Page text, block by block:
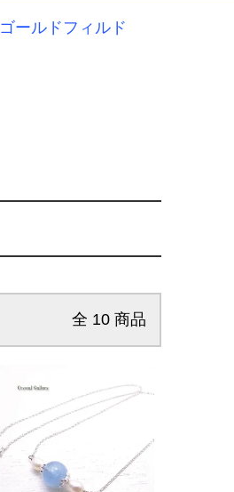
ゴールドフィルド
全 10 商品